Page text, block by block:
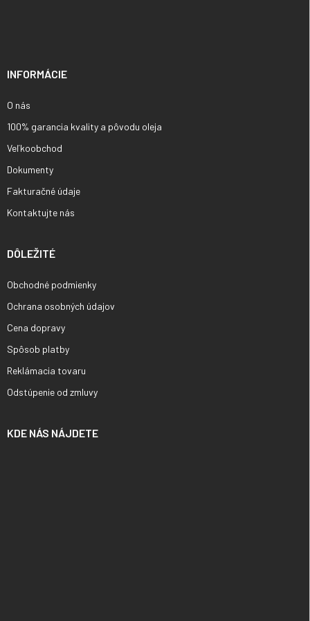
INFORMÁCIE
O nás
100% garancia kvality a pôvodu oleja
Veľkoobchod
Dokumenty
Fakturačné údaje
Kontaktujte nás
DÔLEŽITÉ
Obchodné podmienky
Ochrana osobných údajov
Cena dopravy
Spôsob platby
Reklámacia tovaru
Odstúpenie od zmluvy
KDE NÁS NÁJDETE